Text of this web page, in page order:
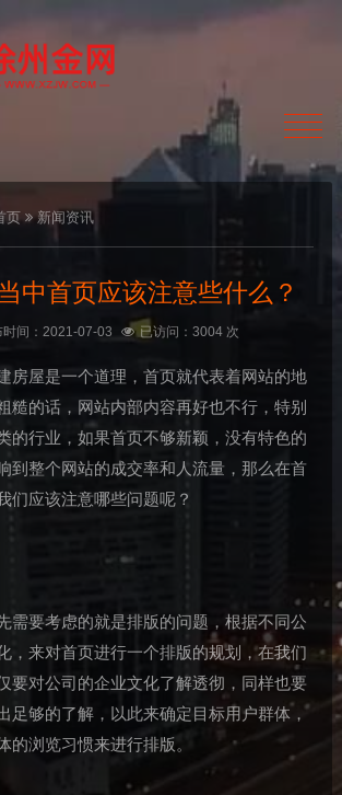
页 新闻资讯
中首页应该注意些什么？
时间：2021-07-03 已访问：3004 次
房屋是一个道理，首页就代表着网站的地
糙的话，网站内部内容再好也不行，特别
的行业，如果首页不够新颖，没有特色的
到整个网站的成交率和人流量，那么在首
们应该注意哪些问题呢？
需要考虑的就是排版的问题，根据不同公
，来对首页进行一个排版的规划，在我们
要对公司的企业文化了解透彻，同样也要
足够的了解，以此来确定目标用户群体，
的浏览习惯来进行排版。